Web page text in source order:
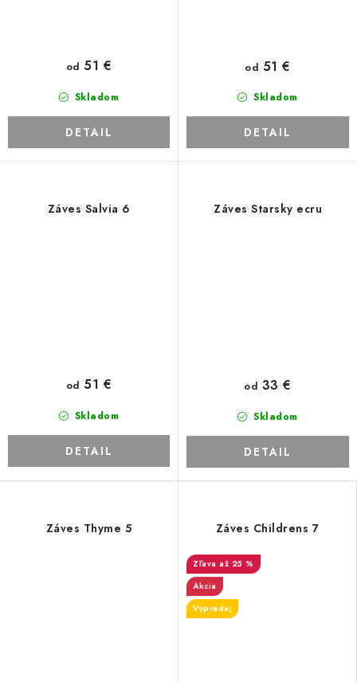
Skladom
od 51 €
DETAIL
Skladom
od 51 €
DETAIL
Záves Salvia 6
Skladom
od 51 €
DETAIL
Záves Starsky ecru
Skladom
od 33 €
DETAIL
Záves Thyme 5 Záves Childrens 7
až 25 %
Akcia
Výpredaj